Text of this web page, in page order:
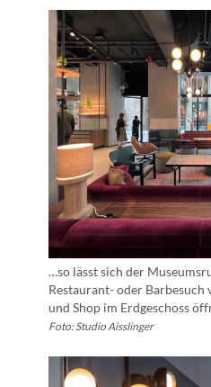
…so lässt sich der
Restaurant- oder Barbesuch
und Shop im Erdgeschoss
Foto: Studio Aisslinger